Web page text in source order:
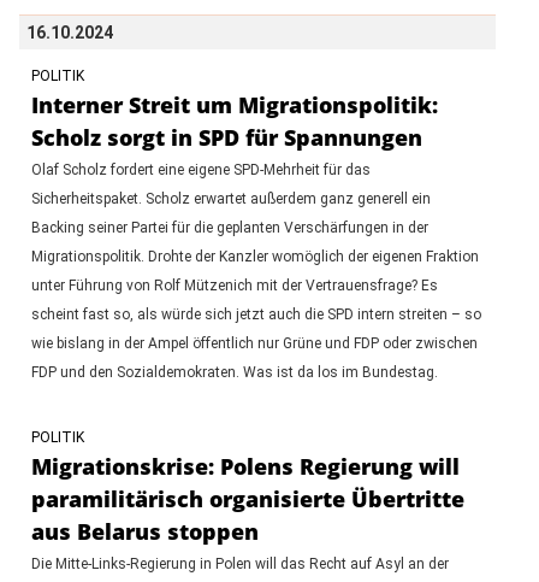
16.10.2024
POLITIK
Interner Streit um Migrationspolitik:
Scholz sorgt in SPD für Spannungen
Olaf Scholz fordert eine eigene SPD-Mehrheit für das
Sicherheitspaket. Scholz erwartet außerdem ganz generell ein
Backing seiner Partei für die geplanten Verschärfungen in der
Migrationspolitik. Drohte der Kanzler womöglich der eigenen Fraktion
unter Führung von Rolf Mützenich mit der Vertrauensfrage? Es
scheint fast so, als würde sich jetzt auch die SPD intern streiten – so
wie bislang in der Ampel öffentlich nur Grüne und FDP oder zwischen
FDP und den Sozialdemokraten. Was ist da los im Bundestag.
POLITIK
Migrationskrise: Polens Regierung will
paramilitärisch organisierte Übertritte
aus Belarus stoppen
Die Mitte-Links-Regierung in Polen will das Recht auf Asyl an der